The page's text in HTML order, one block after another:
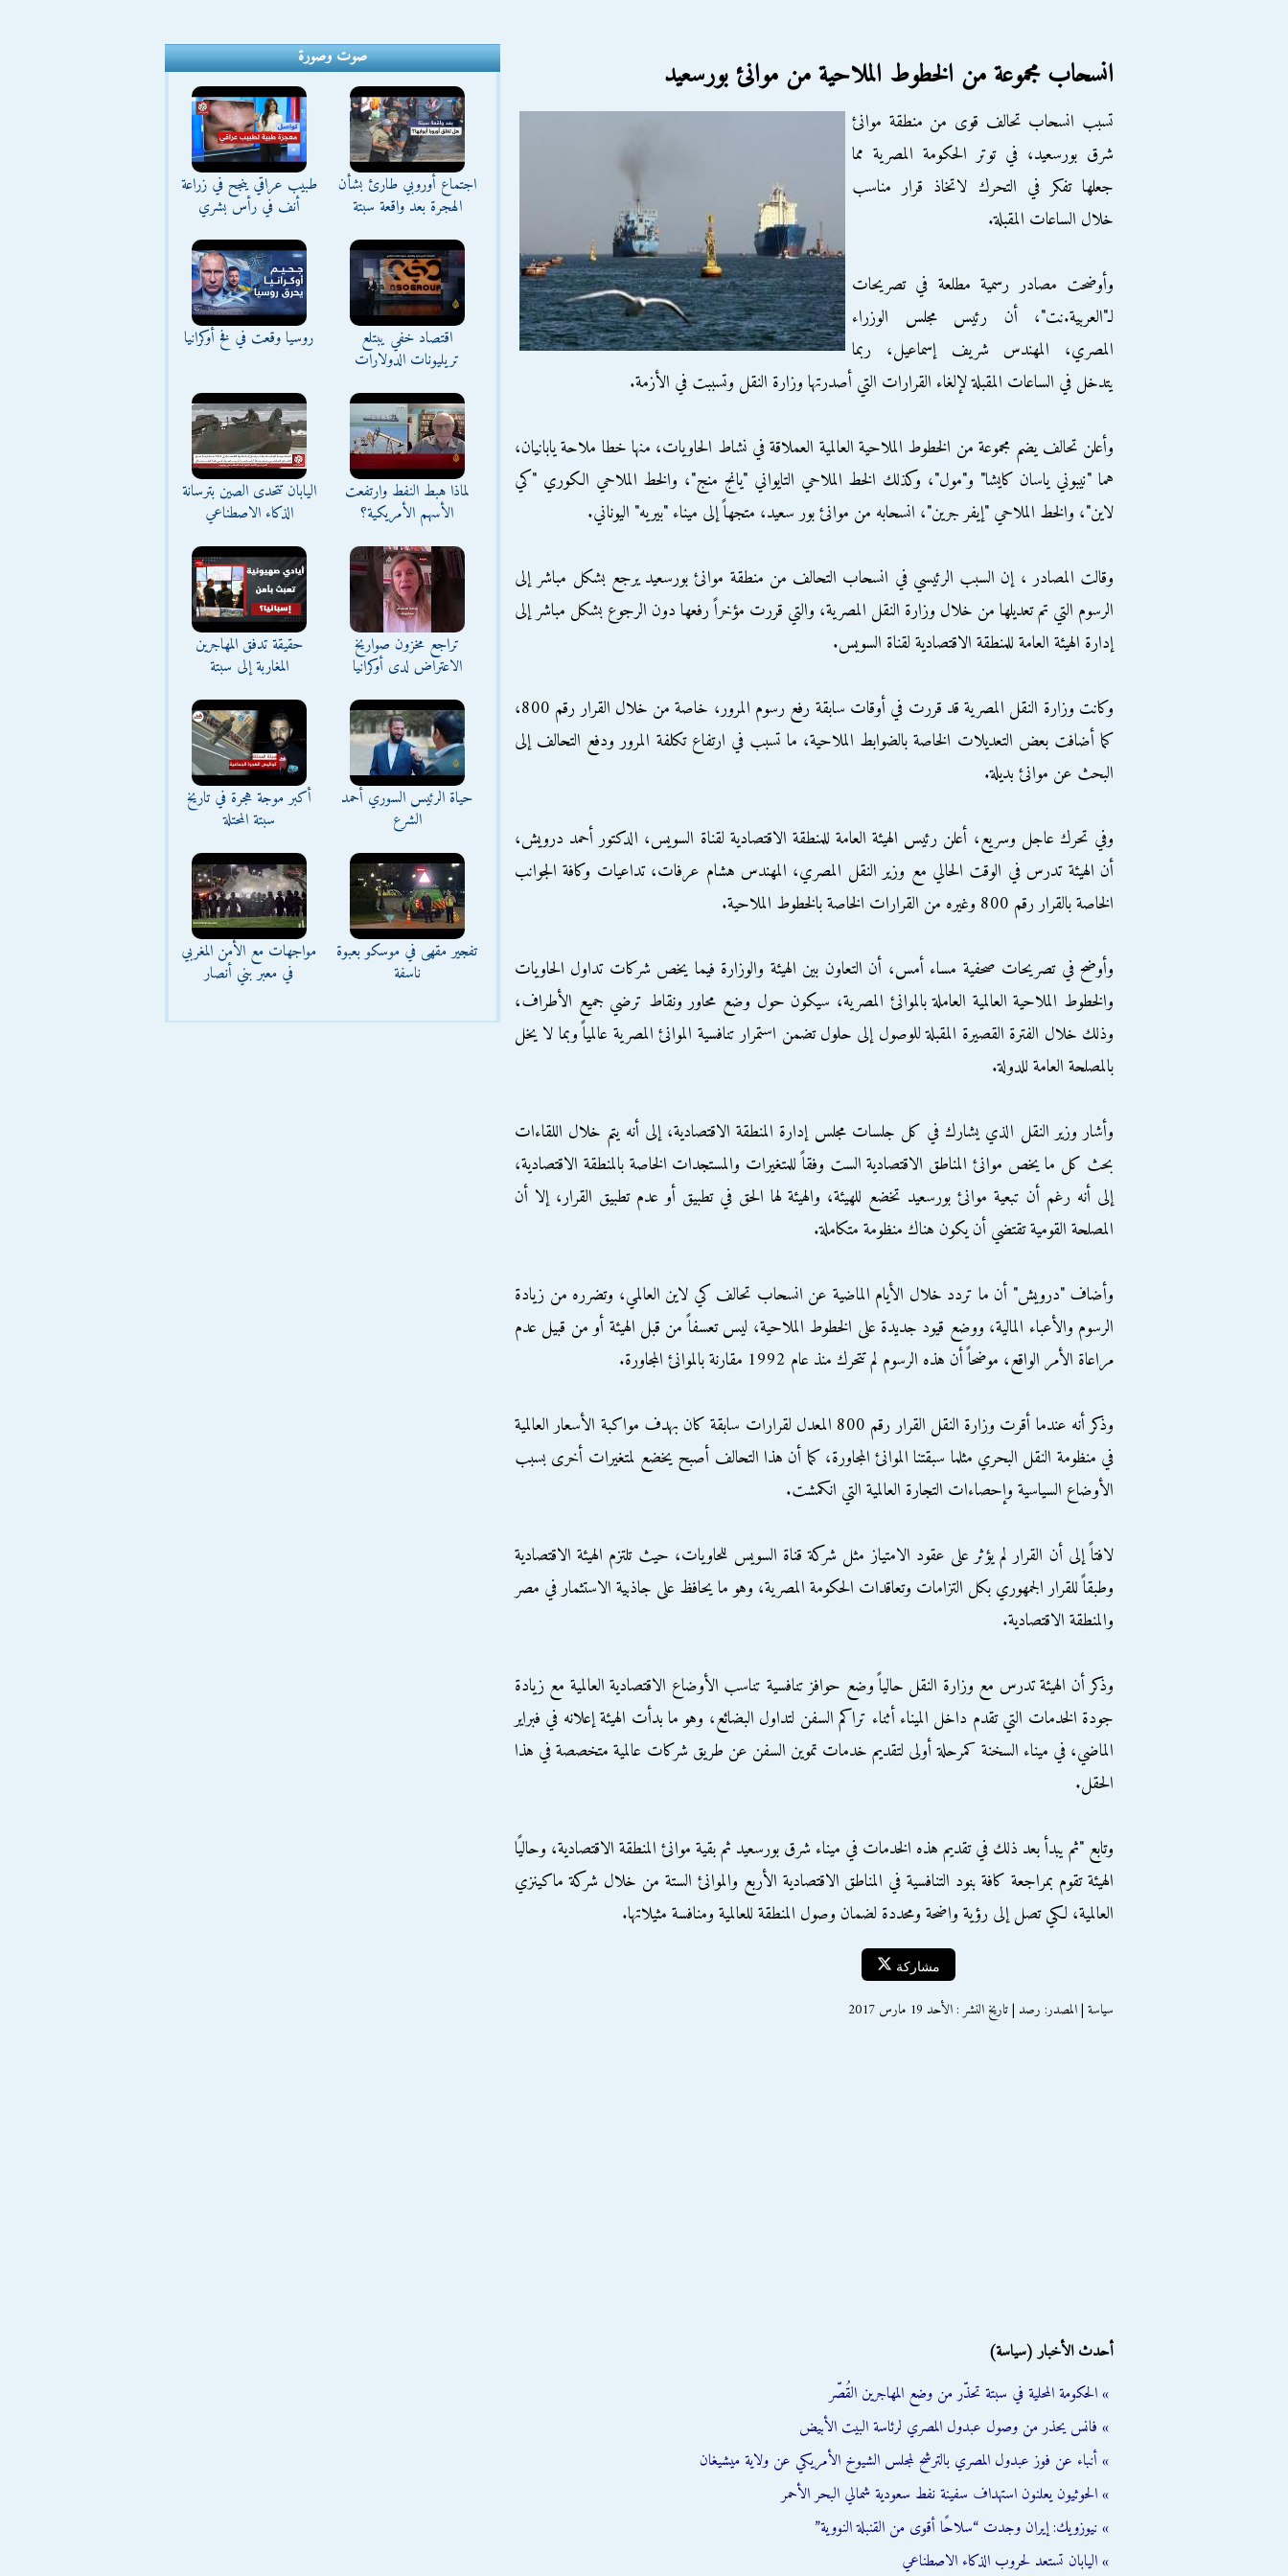
انسحاب مجموعة من الخطوط الملاحية من موانئ بورسعيد
تسبب انسحاب تحالف قوى من منطقة موانئ
شرق بورسعيد، في توتر الحكومة المصرية مما
جعلها تفكر في التحرك لاتخاذ قرار مناسب
خلال الساعات المقبلة.
وأوضحت مصادر رسمية مطلعة في تصريحات
لـ"العربية.نت"، أن رئيس مجلس الوزراء
المصري، المهندس شريف إسماعيل، ربما
يتدخل في الساعات المقبلة لإلغاء القرارات التي أصدرتها وزارة النقل وتسببت في الأزمة.
وأعلن تحالف يضم مجموعة من الخطوط الملاحية العالمية العملاقة في نشاط الحاويات، منها خطا ملاحة يابانيان،
هما "نيبوني ياسان كايشا" و"مول"، وكذلك الخط الملاحي التايواني "يانج منج"، والخط الملاحي الكوري "كي
لاين"، والخط الملاحي "إيفر جرين"، انسحابه من موانئ بور سعيد، متجهاً إلى ميناء "بيريه" اليوناني.
وقالت المصادر ، إن السبب الرئيسي في انسحاب التحالف من منطقة موانئ بورسعيد يرجع بشكل مباشر إلى
الرسوم التي تم تعديلها من خلال وزارة النقل المصرية، والتي قررت مؤخراً رفعها دون الرجوع بشكل مباشر إلى
إدارة الهيئة العامة للمنطقة الاقتصادية لقناة السويس.
وكانت وزارة النقل المصرية قد قررت في أوقات سابقة رفع رسوم المرور، خاصة من خلال القرار رقم 800،
كما أضافت بعض التعديلات الخاصة بالضوابط الملاحية، ما تسبب في ارتفاع تكلفة المرور ودفع التحالف إلى
البحث عن موانئ بديلة.
وفي تحرك عاجل وسريع، أعلن رئيس الهيئة العامة للمنطقة الاقتصادية لقناة السويس، الدكتور أحمد درويش،
أن الهيئة تدرس في الوقت الحالي مع وزير النقل المصري، المهندس هشام عرفات، تداعيات وكافة الجوانب
الخاصة بالقرار رقم 800 وغيره من القرارات الخاصة بالخطوط الملاحية.
وأوضح في تصريحات صحفية مساء أمس، أن التعاون بين الهيئة والوزارة فيما يخص شركات تداول الحاويات
والخطوط الملاحية العالمية العاملة بالموانئ المصرية، سيكون حول وضع محاور ونقاط ترضي جميع الأطراف،
وذلك خلال الفترة القصيرة المقبلة للوصول إلى حلول تضمن استمرار تنافسية الموانئ المصرية عالمياً وبما لا يخل
بالمصلحة العامة للدولة.
وأشار وزير النقل الذي يشارك في كل جلسات مجلس إدارة المنطقة الاقتصادية، إلى أنه يتم خلال اللقاءات
بحث كل ما يخص موانئ المناطق الاقتصادية الست وفقاً للمتغيرات والمستجدات الخاصة بالمنطقة الاقتصادية،
إلى أنه رغم أن تبعية موانئ بورسعيد تخضع للهيئة، والهيئة لها الحق في تطبيق أو عدم تطبيق القرار، إلا أن
المصلحة القومية تقتضي أن يكون هناك منظومة متكاملة.
وأضاف "درويش" أن ما تردد خلال الأيام الماضية عن انسحاب تحالف كي لاين العالمي، وتضرره من زيادة
الرسوم والأعباء المالية، ووضع قيود جديدة على الخطوط الملاحية، ليس تعسفاً من قبل الهيئة أو من قبيل عدم
مراعاة الأمر الواقع، موضحاً أن هذه الرسوم لم تتحرك منذ عام 1992 مقارنة بالموانئ المجاورة.
وذكر أنه عندما أقرت وزارة النقل القرار رقم 800 المعدل لقرارات سابقة كان بهدف مواكبة الأسعار العالمية
في منظومة النقل البحري مثلما سبقتنا الموانئ المجاورة، كما أن هذا التحالف أصبح يخضع لمتغيرات أخرى بسبب
الأوضاع السياسية وإحصاءات التجارة العالمية التي انكمشت.
لافتاً إلى أن القرار لم يؤثر على عقود الامتياز مثل شركة قناة السويس للحاويات، حيث تلتزم الهيئة الاقتصادية
وطبقاً للقرار الجمهوري بكل التزامات وتعاقدات الحكومة المصرية، وهو ما يحافظ على جاذبية الاستثمار في مصر
والمنطقة الاقتصادية.
وذكر أن الهيئة تدرس مع وزارة النقل حالياً وضع حوافز تنافسية تناسب الأوضاع الاقتصادية العالمية مع زيادة
جودة الخدمات التي تقدم داخل الميناء أثناء تراكم السفن لتداول البضائع، وهو ما بدأت الهيئة إعلانه في فبراير
الماضي، في ميناء السخنة كمرحلة أولى لتقديم خدمات تموين السفن عن طريق شركات عالمية متخصصة في هذا
الحقل.
وتابع "ثم يبدأ بعد ذلك في تقديم هذه الخدمات في ميناء شرق بورسعيد ثم بقية موانئ المنطقة الاقتصادية، وحاليًا
الهيئة تقوم بمراجعة كافة بنود التنافسية في المناطق الاقتصادية الأربع والموانئ الستة من خلال شركة ماكينزي
العالمية، لكي تصل إلى رؤية واضحة ومحددة لضمان وصول المنطقة للعالمية ومنافسة مثيلاتها.
مشاركة
سياسة | المصدر: رصد | تاريخ النشر : الأحد 19 مارس 2017
أحدث الأخبار (سياسة)
» الحكومة المحلية في سبتة تحذّر من وضع المهاجرين القُصّر
» فانس يحذر من وصول عبدول المصري لرئاسة البيت الأبيض
» أنباء عن فوز عبدول المصري بالترشح لمجلس الشيوخ الأمريكي عن ولاية ميشيغان
» الحوثيون يعلنون استهداف سفينة نفط سعودية شمالي البحر الأحمر
» نيوزويك: إيران وجدت “سلاحًا أقوى من القنبلة النووية”
» اليابان تستعد لحروب الذكاء الاصطناعي
صوت وصورة
اجتماع أوروبي طارئ بشأن
الهجرة بعد واقعة سبتة
طبيب عراقي ينجح في زراعة
أنف في رأس بشري
اقتصاد خفي يبتلع
تريليونات الدولارات
روسيا وقعت في فخ أوكرانيا
لماذا هبط النفط وارتفعت
الأسهم الأمريكية؟
اليابان تتحدى الصين بترسانة
الذكاء الاصطناعي
تراجع مخزون صواريخ
الاعتراض لدى أوكرانيا
حقيقة تدفق المهاجرين
المغاربة إلى سبتة
حياة الرئيس السوري أحمد
الشرع
أكبر موجة هجرة في تاريخ
سبتة المحتلة
تفجير مقهى في موسكو بعبوة
ناسفة
مواجهات مع الأمن المغربي
في معبر بني أنصار